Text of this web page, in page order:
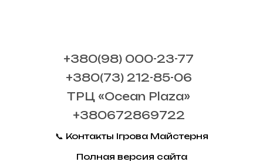
+380(98) 000-23-77
+380(73) 212-85-06
ТРЦ «Ocean Plaza»
+380672869722
📞 Контакты Ігрова Майстерня
Полная версия сайта